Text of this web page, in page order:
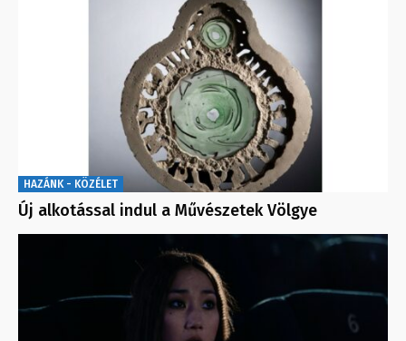
HAZÁNK - KÖZÉLET
Új alkotással indul a Művészetek Völgye